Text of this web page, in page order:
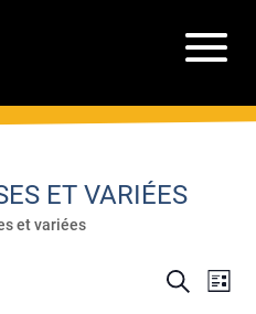
ET VARIÉES
et variées
Recherche
Liste